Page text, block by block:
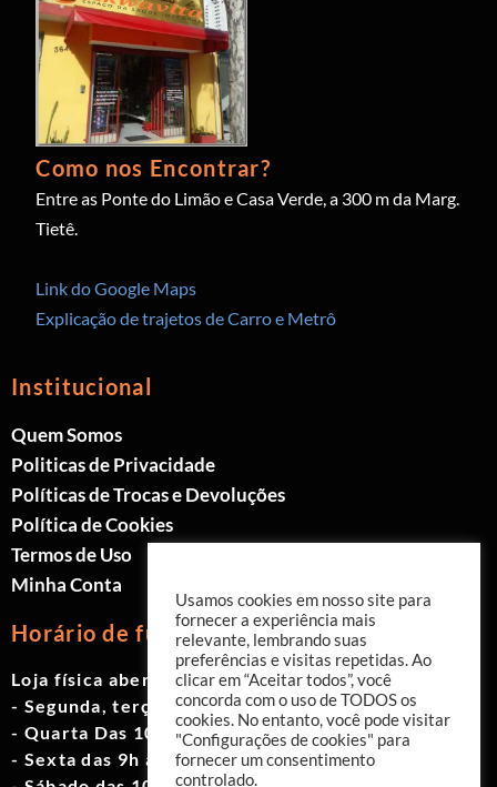
Como nos Encontrar?
Entre as Ponte do Limão e Casa Verde, a 300 m da Marg.
Tietê.
Link do Google Maps
Explicação de trajetos de Carro e Metrô
Institucional
Quem Somos
Politicas de Privacidade
Políticas de Trocas e Devoluções
Política de Cookies
Termos de Uso
Minha Conta
Horário de funcionamento
Loja física aberta de Segunda à Sábado.
- Segunda, terça e quinta das 9h às 19h
- Quarta Das 10h às 18h
- Sexta das 9h às 18h
Usamos cookies em nosso site para
fornecer a experiência mais
relevante, lembrando suas
preferências e visitas repetidas. Ao
clicar em “Aceitar todos”, você
concorda com o uso de TODOS os
cookies. No entanto, você pode visitar
"Configurações de cookies" para
fornecer um consentimento
controlado.